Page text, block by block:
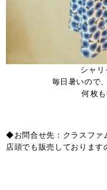
シャリ
毎日暑いので
何枚
◆お問合せ先：クラスファ
店頭でも販売しております